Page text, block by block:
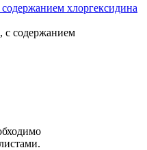
содержанием хлоргексидина